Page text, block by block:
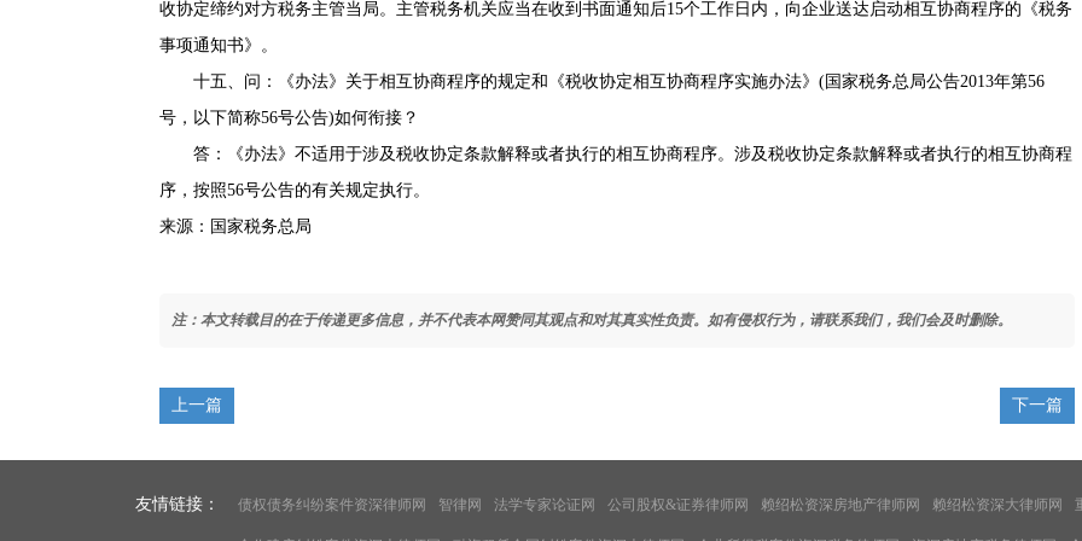
收协定缔约对方税务主管当局。主管税务机关应当在收到书面通知后15个工作日内，向企业送达启动相互协商程序的《税务
事项通知书》。
十五、问：《办法》关于相互协商程序的规定和《税收协定相互协商程序实施办法》(国家税务总局公告2013年第56
号，以下简称56号公告)如何衔接？
答：《办法》不适用于涉及税收协定条款解释或者执行的相互协商程序。涉及税收协定条款解释或者执行的相互协商程
序，按照56号公告的有关规定执行。
来源：国家税务总局
注：本文转载目的在于传递更多信息，并不代表本网赞同其观点和对其真实性负责。如有侵权行为，请联系我们，我们会及时删除。
上一篇 下一篇
友情链接： 债权债务纠纷案件资深律师网 智律网 法学专家论证网 公司股权&证券律师网 赖绍松资深房地产律师网 赖绍松资深大律师网